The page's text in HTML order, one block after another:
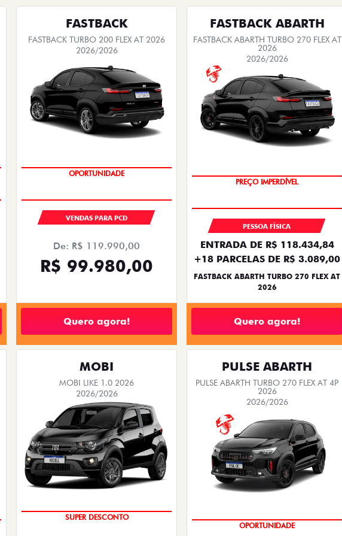
FASTBACK
FASTBACK TURBO 200 FLEX AT 2026
2026/2026
OPORTUNIDADE
VENDAS PARA PCD
De: R$ 119.990,00
R$ 99.980,00
Quero agora!
FASTBACK ABARTH
FASTBACK ABARTH TURBO 270 FLEX AT
2026
2026/2026
PREÇO IMPERDÍVEL
PESSOA FÍSICA
ENTRADA DE R$ 118.434,84
+18 PARCELAS DE R$ 3.089,00
FASTBACK ABARTH TURBO 270 FLEX AT
2026
Quero agora!
MOBI
MOBI LIKE 1.0 2026
2026/2026
SUPER DESCONTO
PULSE ABARTH
PULSE ABARTH TURBO 270 FLEX AT 4P
2026
2026/2026
OPORTUNIDADE